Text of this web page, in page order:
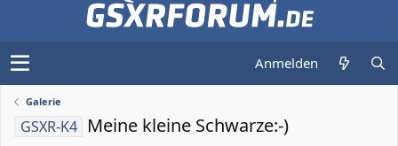
Anmelden
Galerie
GSXR-K4 Meine kleine Schwarze:-)